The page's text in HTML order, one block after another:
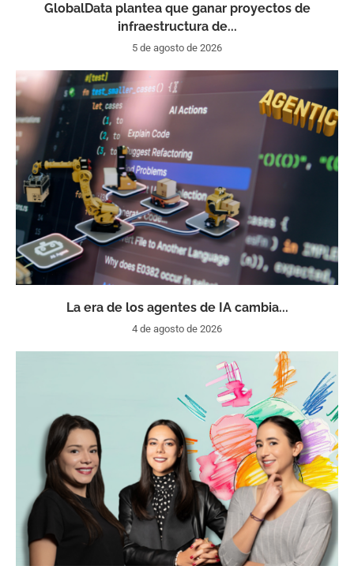
GlobalData plantea que ganar proyectos de
infraestructura de...
5 de agosto de 2026
La era de los agentes de IA cambia...
4 de agosto de 2026